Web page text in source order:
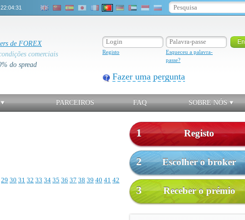
22:04:31
de FOREX
comerciais
do spread
Registo
Esqueceu a palavra-
passe?
Fazer uma pergunta
PARCEIROS FAQ SOBRE NÓS
1 Registo
2 Escolher o broker
3 Receber o prémio
29 30 31 32 33 34 35 36 37 38 39 40 41 42